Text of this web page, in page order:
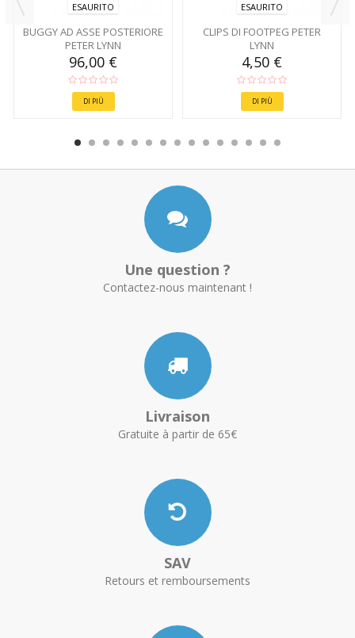
ESAURITO
BUGGY AD ASSE POSTERIORE
PETER LYNN
96,00 €
DI PIÙ
ESAURITO
CLIPS DI FOOTPEG PETER
LYNN
4,50 €
DI PIÙ
Une question ?
Contactez-nous maintenant !
Livraison
Gratuite à partir de 65€
SAV
Retours et remboursements